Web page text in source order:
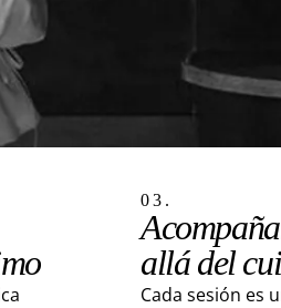
03.
allá del
Cada sesión es